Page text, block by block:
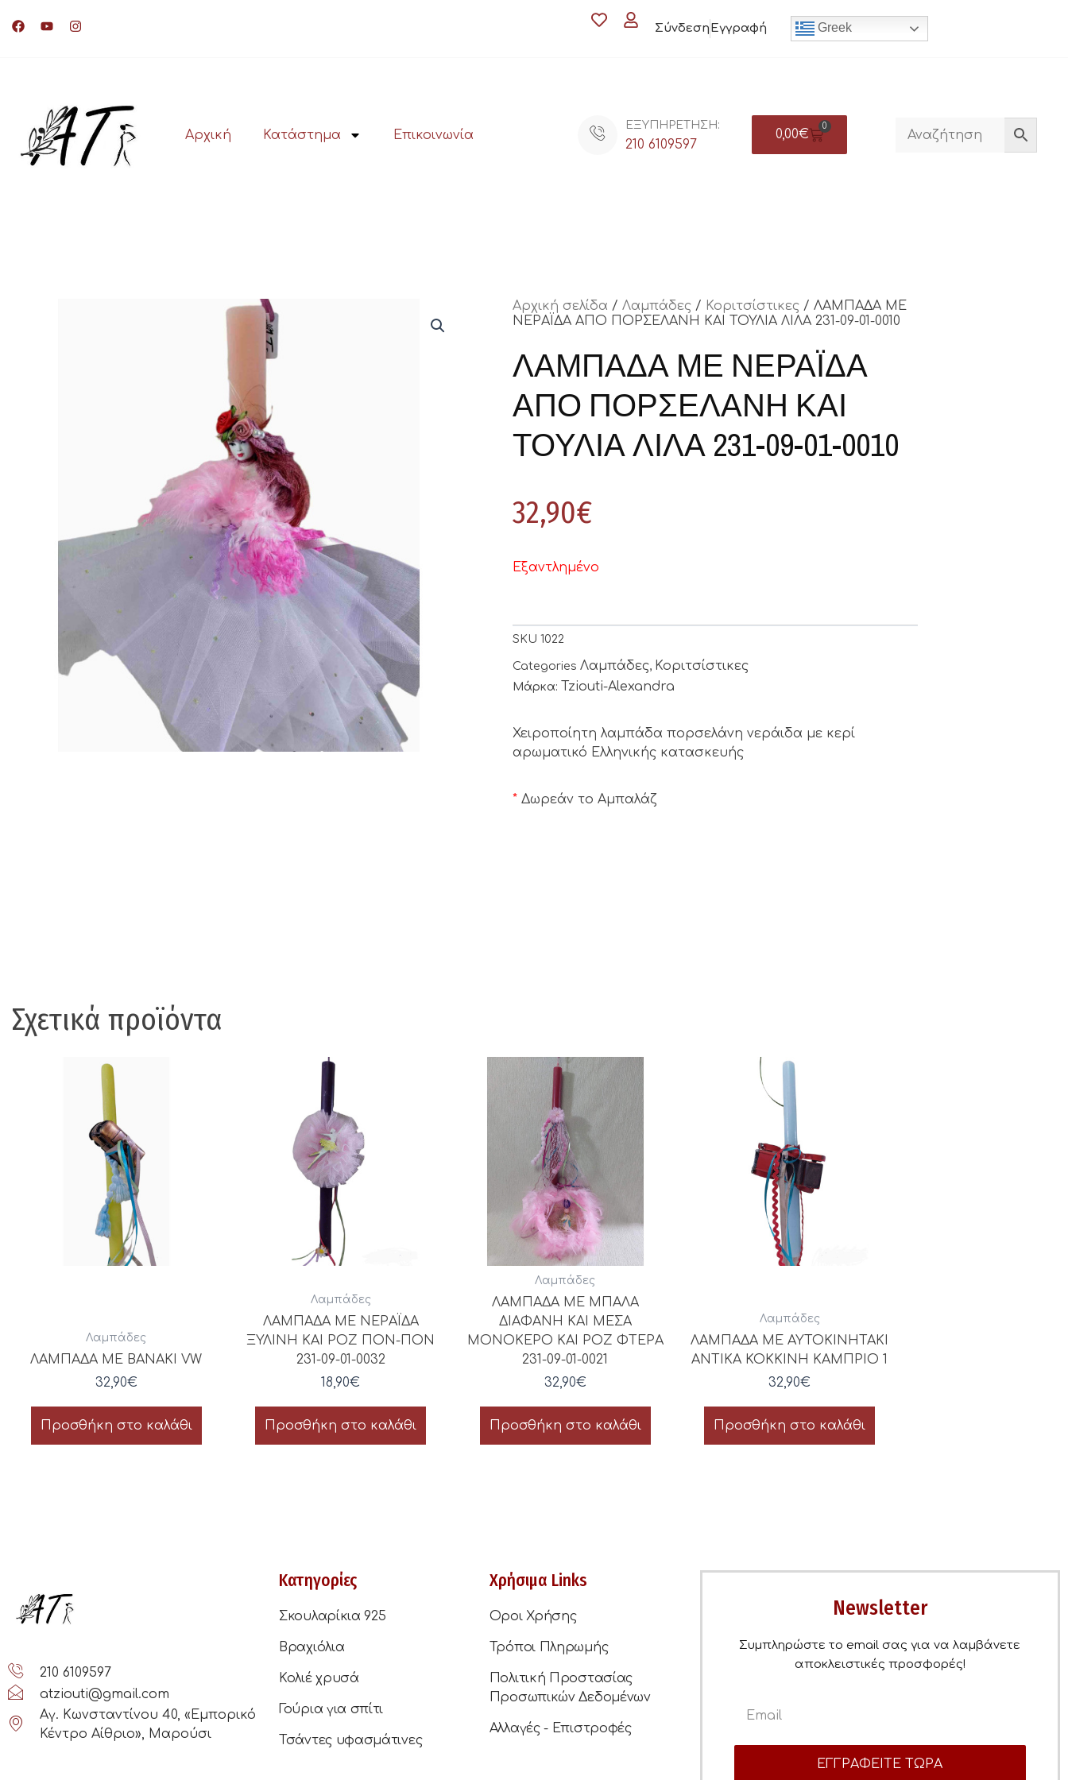
Σύνδεση Εγγραφή Greek
Αρχική Κατάστημα Επικοινωνία
ΕΞΥΠΗΡΕΤΗΣΗ:
210 6109597
0,00€
0
Αρχική σελίδα / Λαμπάδες / Κοριτσίστικες / ΛΑΜΠΑΔΑ ΜΕ
ΝΕΡΑΪΔΑ ΑΠΟ ΠΟΡΣΕΛΑΝΗ ΚΑΙ ΤΟΥΛΙΑ ΛΙΛΑ 231-09-01-0010
ΛΑΜΠΑΔΑ ΜΕ ΝΕΡΑΪΔΑ
ΑΠΟ ΠΟΡΣΕΛΑΝΗ ΚΑΙ
ΤΟΥΛΙΑ ΛΙΛΑ 231-09-01-0010
32,90€
Εξαντλημένο
SKU 1022
Categories Λαμπάδες, Κοριτσίστικες
Μάρκα: Tziouti-Alexandra
Χειροποίητη λαμπάδα πορσελάνη νεράιδα με κερί
αρωματικό Ελληνικής κατασκευής
* Δωρεάν το Αμπαλάζ
Σχετικά προϊόντα
Λαμπάδες
ΛΑΜΠΑΔΑ ΜΕ ΒΑΝΑΚΙ VW
32,90€
Προσθήκη στο καλάθι
Λαμπάδες
ΛΑΜΠΑΔΑ ΜΕ ΝΕΡΑΪΔΑ
ΞΥΛΙΝΗ ΚΑΙ ΡΟΖ ΠΟΝ-ΠΟΝ
231-09-01-0032
18,90€
Προσθήκη στο καλάθι
Λαμπάδες
ΛΑΜΠΑΔΑ ΜΕ ΜΠΑΛΑ
ΔΙΑΦΑΝΗ ΚΑΙ ΜΕΣΑ
ΜΟΝΟΚΕΡΟ ΚΑΙ ΡΟΖ ΦΤΕΡΑ
231-09-01-0021
32,90€
Προσθήκη στο καλάθι
Λαμπάδες
ΛΑΜΠΑΔΑ ΜΕ ΑΥΤΟΚΙΝΗΤΑΚΙ
ΑΝΤΙΚΑ ΚΟΚΚΙΝΗ ΚΑΜΠΡΙΟ 1
32,90€
Προσθήκη στο καλάθι
210 6109597
atziouti@gmail.com
Αγ. Κωνσταντίνου 40, «Εμπορικό
Κέντρο Αίθριο», Μαρούσι
Κατηγορίες
Σκουλαρίκια 925
Βραχιόλια
Κολιέ χρυσά
Γούρια για σπίτι
Τσάντες υφασμάτινες
Χρήσιμα Links
Οροι Χρήσης
Τρόποι Πληρωμής
Πολιτική Προστασίας
Προσωπικών Δεδομένων
Αλλαγές - Επιστροφές
Newsletter
Συμπληρώστε το email σας για να λαμβάνετε
αποκλειστικές προσφορές!
ΕΓΓΡΑΦΕΙΤΕ ΤΩΡΑ